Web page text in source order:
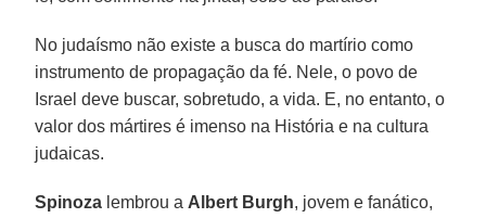
No judaísmo não existe a busca do martírio como
instrumento de propagação da fé. Nele, o povo de
Israel deve buscar, sobretudo, a vida. E, no entanto, o
valor dos mártires é imenso na História e na cultura
judaicas.
Spinoza lembrou a Albert Burgh, jovem e fanático,